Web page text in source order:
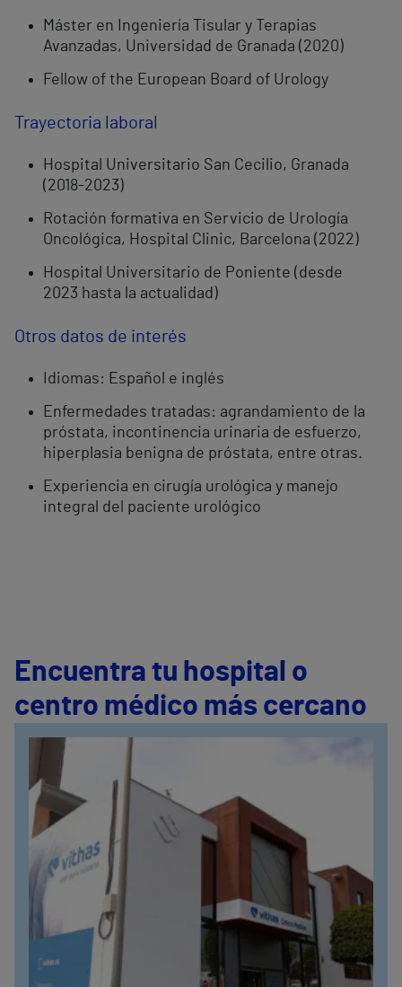
Máster en Ingeniería Tisular y Terapias
Avanzadas, Universidad de Granada (2020)
Fellow of the European Board of Urology
Trayectoria laboral
Hospital Universitario San Cecilio, Granada
(2018-2023)
Rotación formativa en Servicio de Urología
Oncológica, Hospital Clinic, Barcelona (2022)
Hospital Universitario de Poniente (desde
2023 hasta la actualidad)
Otros datos de interés
Idiomas: Español e inglés
Enfermedades tratadas: agrandamiento de la
próstata, incontinencia urinaria de esfuerzo,
hiperplasia benigna de próstata, entre otras.
Experiencia en cirugía urológica y manejo
integral del paciente urológico
Encuentra tu hospital o
centro médico más cercano